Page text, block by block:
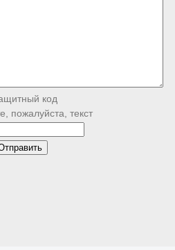
пожалуйста, текст